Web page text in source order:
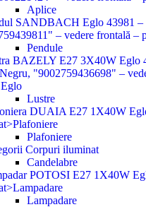
Aplice
Pendule
Lustre
Plafoniere
Candelabre
Lampadare